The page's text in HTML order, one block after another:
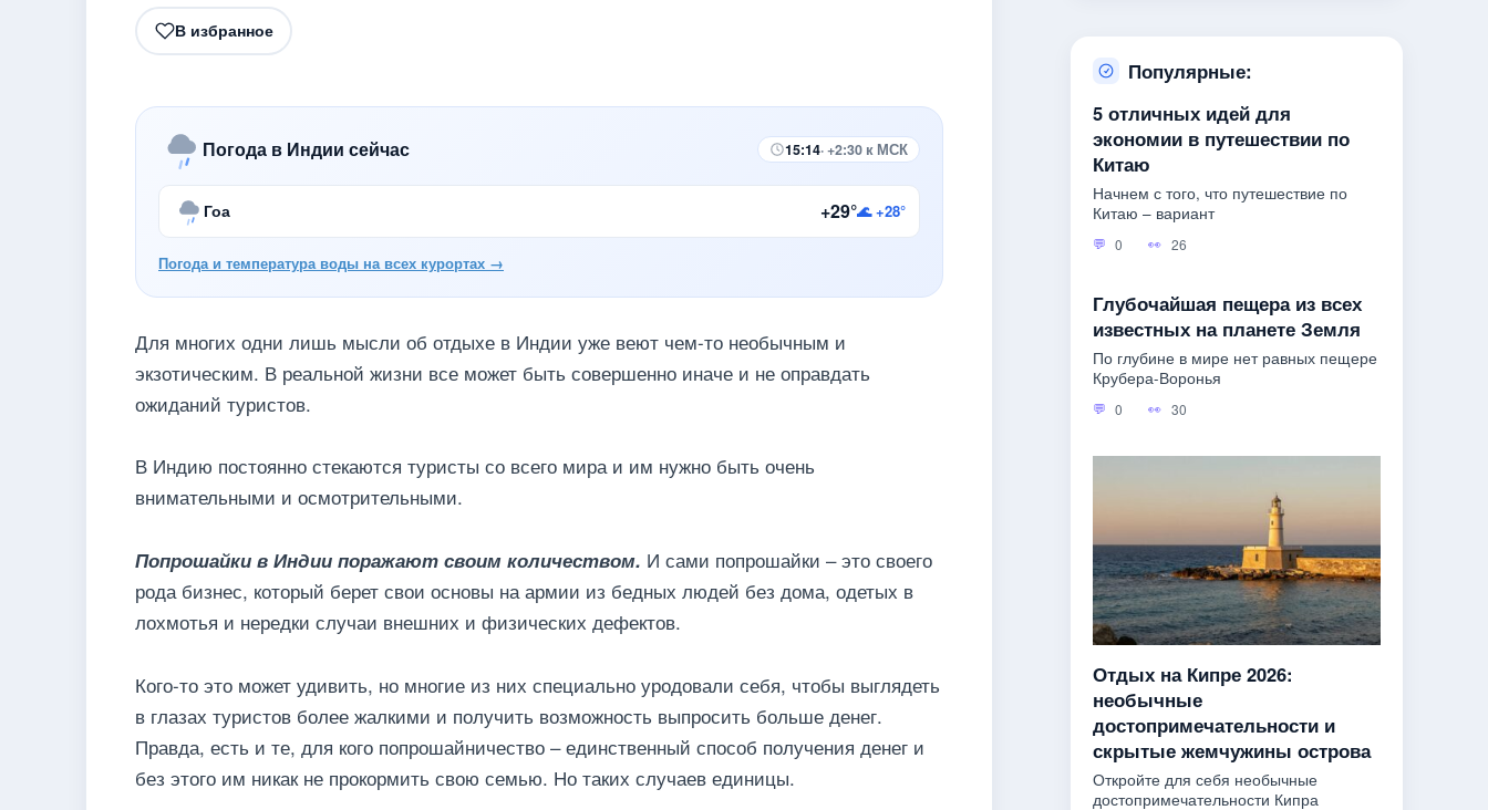
В избранное
Погода в Индии сейчас 15:14· +2:30 к МСК
Гоа +29°🌊 +28°
Погода и температура воды на всех курортах →
Для многих одни лишь мысли об отдыхе в Индии уже веют чем-то необычным и
экзотическим. В реальной жизни все может быть совершенно иначе и не оправдать
ожиданий туристов.
В Индию постоянно стекаются туристы со всего мира и им нужно быть очень
внимательными и осмотрительными.
Попрошайки в Индии поражают своим количеством. И сами попрошайки – это своего
рода бизнес, который берет свои основы на армии из бедных людей без дома, одетых в
лохмотья и нередки случаи внешних и физических дефектов.
Кого-то это может удивить, но многие из них специально уродовали себя, чтобы выглядеть
в глазах туристов более жалкими и получить возможность выпросить больше денег.
Правда, есть и те, для кого попрошайничество – единственный способ получения денег и
без этого им никак не прокормить свою семью. Но таких случаев единицы.
Популярные:
5 отличных идей для
экономии в путешествии по
Китаю
Начнем с того, что путешествие по
Китаю – вариант
0 26
Глубочайшая пещера из всех
известных на планете Земля
По глубине в мире нет равных пещере
Крубера-Воронья
0 30
Отдых на Кипре 2026:
необычные
достопримечательности и
скрытые жемчужины острова
Откройте для себя необычные
достопримечательности Кипра